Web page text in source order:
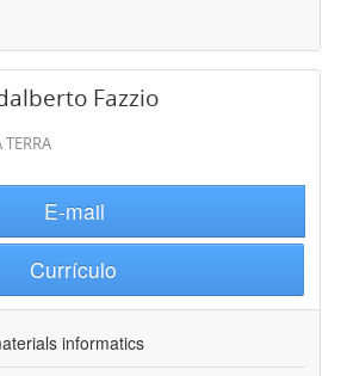
Fazzio
TERRA
E-mail
Currículo
informatics